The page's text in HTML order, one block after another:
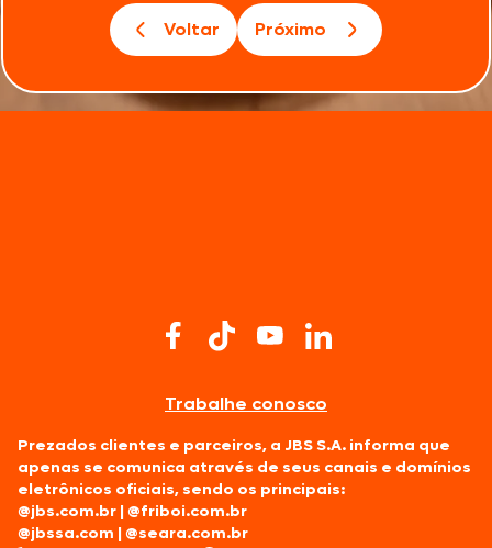
Voltar Próximo
Trabalhe conosco
Prezados clientes e parceiros, a JBS S.A. informa que
apenas se comunica através de seus canais e domínios
eletrônicos oficiais, sendo os principais:
@jbs.com.br |@friboi.com.br
@jbssa.com |@seara.com.br